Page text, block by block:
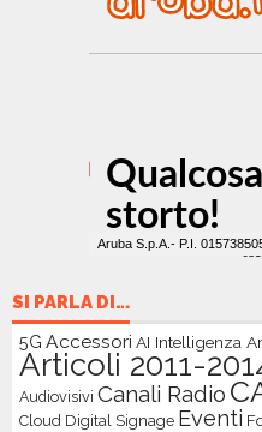
SI PARLA DI…
5G Accessori AI Intelligenza
Articoli 2011-
Audiovisivi Canali Radio
Cloud Digital Signage Eventi